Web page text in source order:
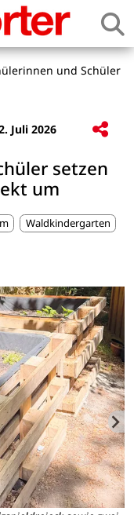
und Schüler
Juli 2026
setzen
um
Waldkindergarten